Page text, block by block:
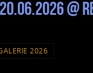
@
2026